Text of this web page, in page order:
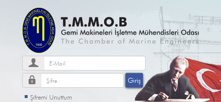
Şifremi Unuttum